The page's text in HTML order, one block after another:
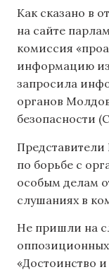
Как сказано в
на сайте
комиссия
информацию из
запросила
органов
безопасности
Представители
по борьбе с
особым делам
слушаниях в
Не пришли на
«Достоинство